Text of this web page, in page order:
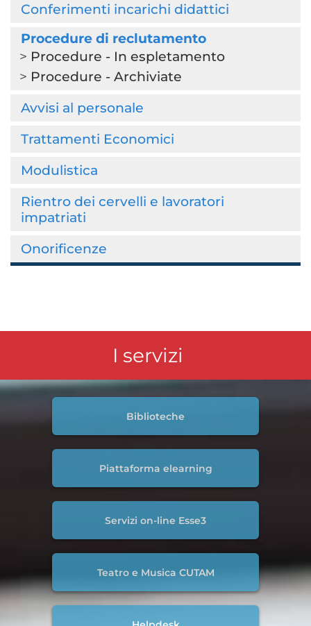
Conferimenti incarichi didattici
Procedure di reclutamento
Procedure - In espletamento
Procedure - Archiviate
Avvisi al personale
Trattamenti Economici
Modulistica
Rientro dei cervelli e lavoratori
impatriati
Onorificenze
I servizi
Biblioteche
Piattaforma elearning
Servizi on-line Esse3
Teatro e Musica CUTAM